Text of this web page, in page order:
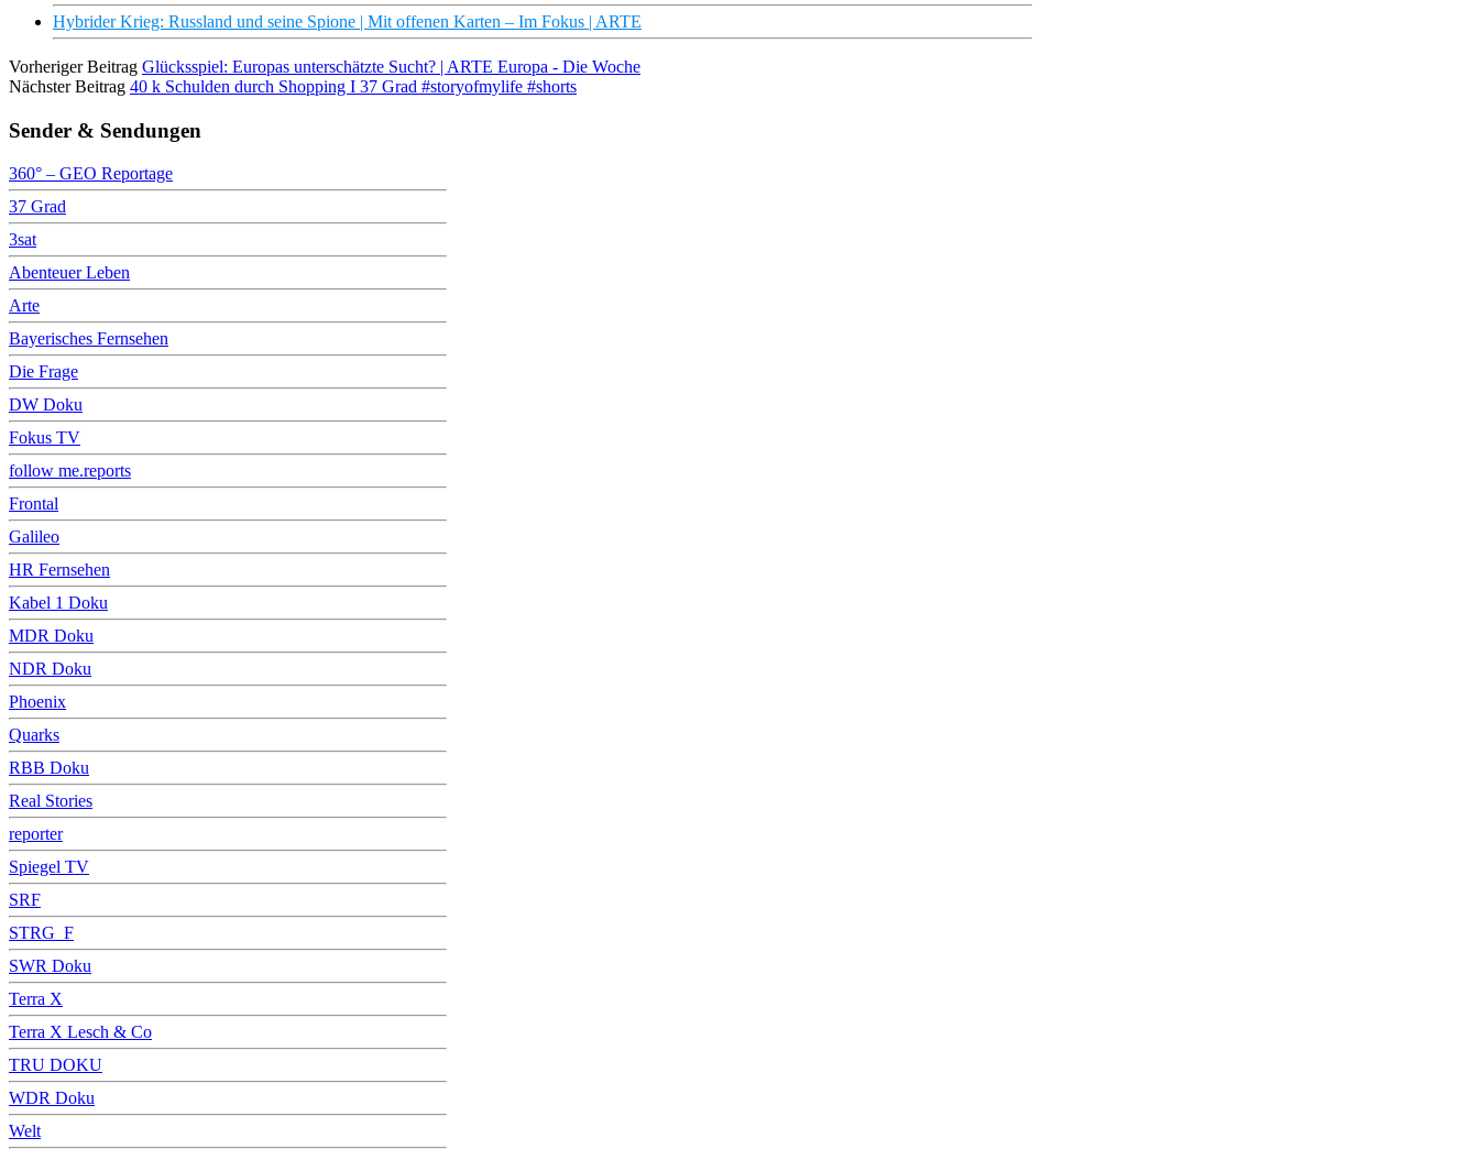
Hybrider Krieg: Russland und seine Spione | Mit offenen Karten – Im Fokus | ARTE
Vorheriger Beitrag Glücksspiel: Europas unterschätzte Sucht? | ARTE Europa - Die Woche
Nächster Beitrag 40 k Schulden durch Shopping I 37 Grad #storyofmylife #shorts
Sender & Sendungen
360° – GEO Reportage
37 Grad
3sat
Abenteuer Leben
Arte
Bayerisches Fernsehen
Die Frage
DW Doku
Fokus TV
follow me.reports
Frontal
Galileo
HR Fernsehen
Kabel 1 Doku
MDR Doku
NDR Doku
Phoenix
Quarks
RBB Doku
Real Stories
reporter
Spiegel TV
SRF
STRG_F
SWR Doku
Terra X
Terra X Lesch & Co
TRU DOKU
WDR Doku
Welt